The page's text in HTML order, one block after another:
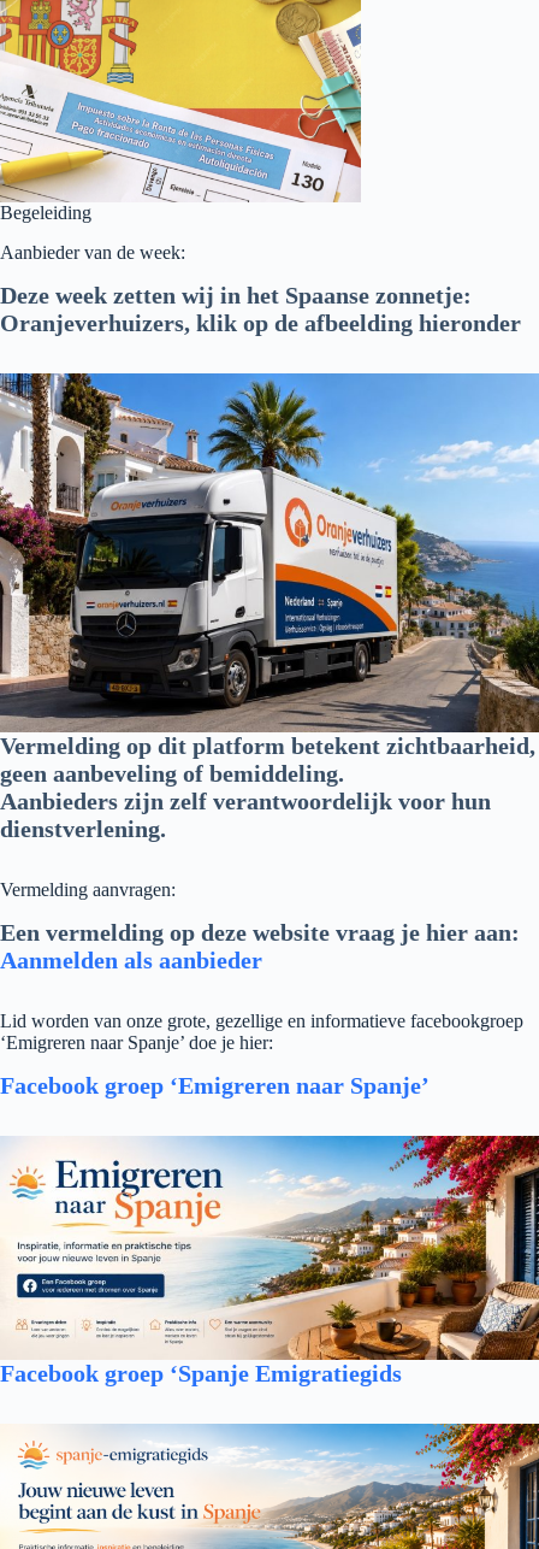
Begeleiding
Aanbieder van de week:
Deze week zetten wij in het Spaanse zonnetje:
Oranjeverhuizers, klik op de afbeelding hieronder
Vermelding op dit platform betekent zichtbaarheid,
geen aanbeveling of bemiddeling.
Aanbieders zijn zelf verantwoordelijk voor hun
dienstverlening.
Vermelding aanvragen:
Een vermelding op deze website vraag je hier aan:
Aanmelden als aanbieder
Lid worden van onze grote, gezellige en informatieve facebookgroep
‘Emigreren naar Spanje’ doe je hier:
Facebook groep ‘Emigreren naar Spanje’
Facebook groep ‘Spanje Emigratiegids